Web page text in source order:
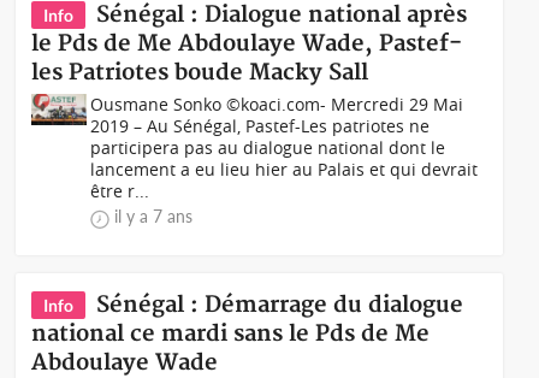
Info
Sénégal : Dialogue national après
le Pds de Me Abdoulaye Wade, Pastef-
les Patriotes boude Macky Sall
Ousmane Sonko ©koaci.com- Mercredi 29 Mai
2019 – Au Sénégal, Pastef-Les patriotes ne
participera pas au dialogue national dont le
lancement a eu lieu hier au Palais et qui devrait
être r...
il y a 7 ans
Info
Sénégal : Démarrage du dialogue
national ce mardi sans le Pds de Me
Abdoulaye Wade